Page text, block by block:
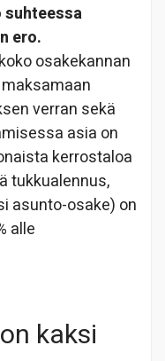
suhteessa
ero.
osakekannan
verran sekä
asia on
kerrostaloa
tukkualennus,
asunto-osake) on
alle
kaksi